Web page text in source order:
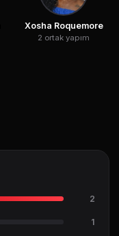
Xosha Roquemore
2 ortak yapım
2
1